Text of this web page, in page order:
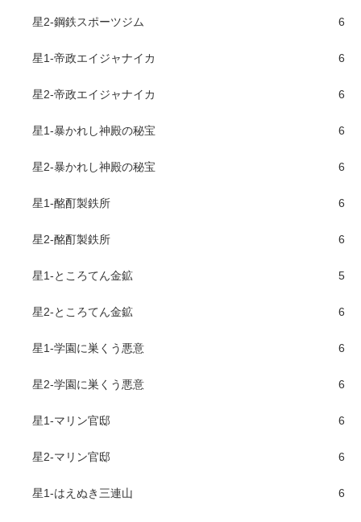
星2-鋼鉄スポーツジム 6
星1-帝政エイジャナイカ 6
星2-帝政エイジャナイカ 6
星1-暴かれし神殿の秘宝 6
星2-暴かれし神殿の秘宝 6
星1-酩酊製鉄所 6
星2-酩酊製鉄所 6
星1-ところてん金鉱 5
星2-ところてん金鉱 6
星1-学園に巣くう悪意 6
星2-学園に巣くう悪意 6
星1-マリン官邸 6
星2-マリン官邸 6
星1-はえぬき三連山 6